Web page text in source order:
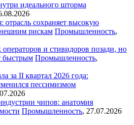
идеального шторма
сохраняет высокую
рискам Промышленность,
и стивидоров позади, но
быстрым Промышленность,
за II квартал 2026 года:
пессимизмом
чипов: анатомия
Промышленность, 27.07.2026